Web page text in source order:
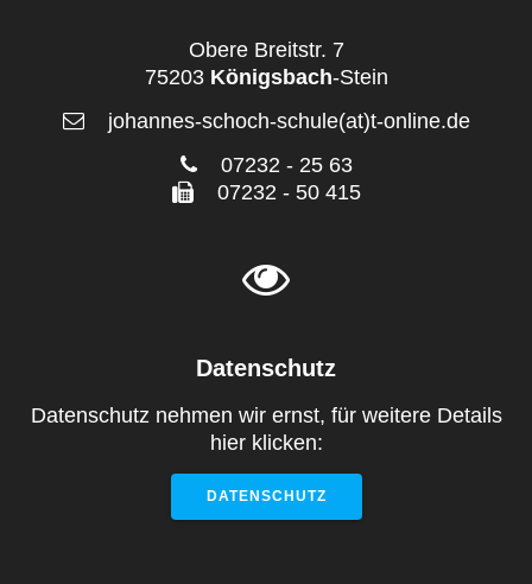
Obere Breitstr. 7
75203 Königsbach-Stein
johannes-schoch-schule(at)t-online.de
07232 - 25 63
07232 - 50 415
Datenschutz
Datenschutz nehmen wir ernst, für weitere Details
hier klicken:
DATENSCHUTZ